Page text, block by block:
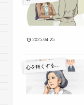
2025.04.25
心
を軽くする考え方